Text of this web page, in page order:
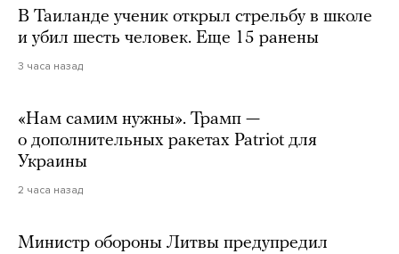
В Таиланде ученик открыл стрельбу в школе
и убил шесть человек. Еще 15 ранены
3 часа назад
«Нам самим нужны». Трамп —
о дополнительных ракетах Patriot для
Украины
2 часа назад
Министр обороны Литвы предупредил